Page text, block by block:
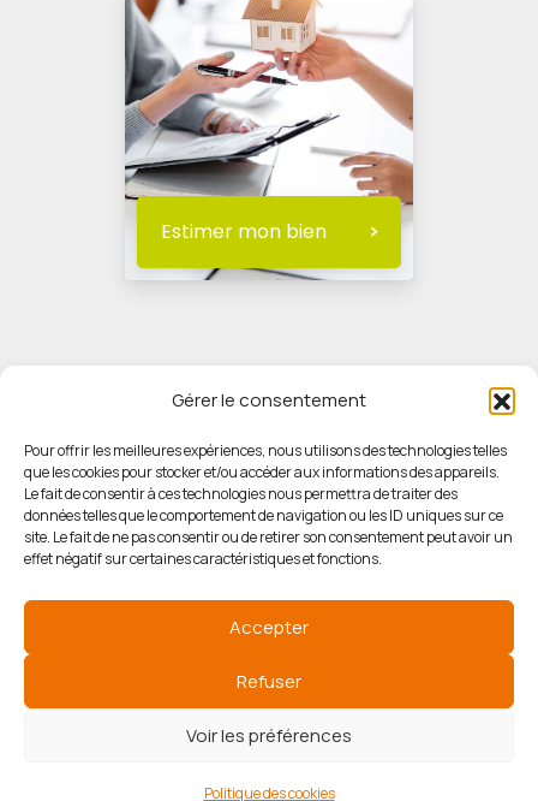
Gérer le consentement
Pour offrir les meilleures expériences, nous utilisons des technologies telles
que les cookies pour stocker et/ou accéder aux informations des appareils.
Le fait de consentir à ces technologies nous permettra de traiter des
données telles que le comportement de navigation ou les ID uniques sur ce
site. Le fait de ne pas consentir ou de retirer son consentement peut avoir un
effet négatif sur certaines caractéristiques et fonctions.
Accepter
Refuser
Voir les préférences
Politique des cookies
Estimer mon bien
© HORIZON IMMOBILIER
Mentions légales
Politique des cookies